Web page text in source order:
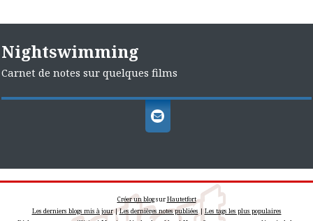
Nightswimming
Carnet de notes sur quelques films
Créer un blogsurHautetfort
Les derniers blogs mis à jour|Les dernières notes publiées |Les tags les plus populaires